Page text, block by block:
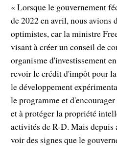
« Lorsque le gouvernement
de 2022 en avril, nous avions
optimistes, car la ministre
visant à créer un conseil de
organisme d'investissement
revoir le crédit d'impôt pour
le développement
le programme et
et à protéger la propriété
activités de R-D. Mais depuis
voir des signes que le